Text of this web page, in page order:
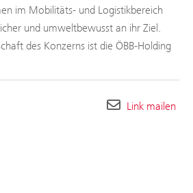
im Mobilitäts- und Logistikbereich
und umweltbewusst an ihr Ziel.
des Konzerns ist die ÖBB-Holding
Link mailen